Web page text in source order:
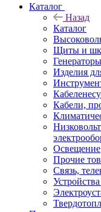
Каталог
Назад
Каталог
Щиты и
Изделия
Кабели,
Освещение
Прочие
Связь,